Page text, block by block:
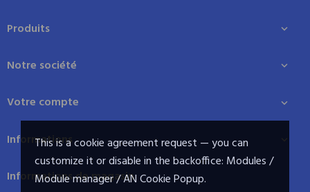
This is a cookie agreement request — you can
customize it or disable in the backoffice: Modules /
Module manager / AN Cookie Popup.
Produits 
Notre société 
Votre compte 
Informations
Informations de magasin